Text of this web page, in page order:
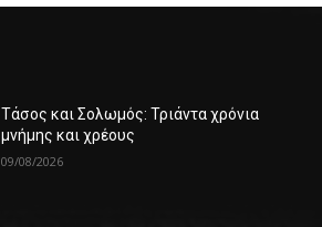
Τάσος και Σολωμός: Τριάντα χρόνια
μνήμης και χρέους
09/08/2026